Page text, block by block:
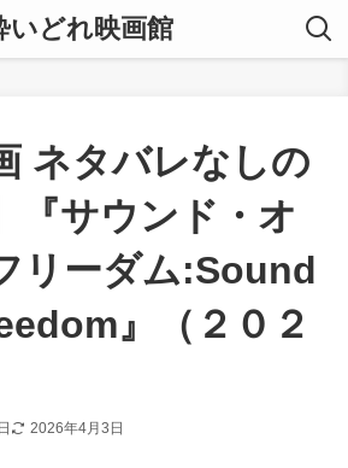
いどれ映画館
ネタバレなしの
『サウンド・オ
リーダム:Sound
』（２０２
2026年4月3日